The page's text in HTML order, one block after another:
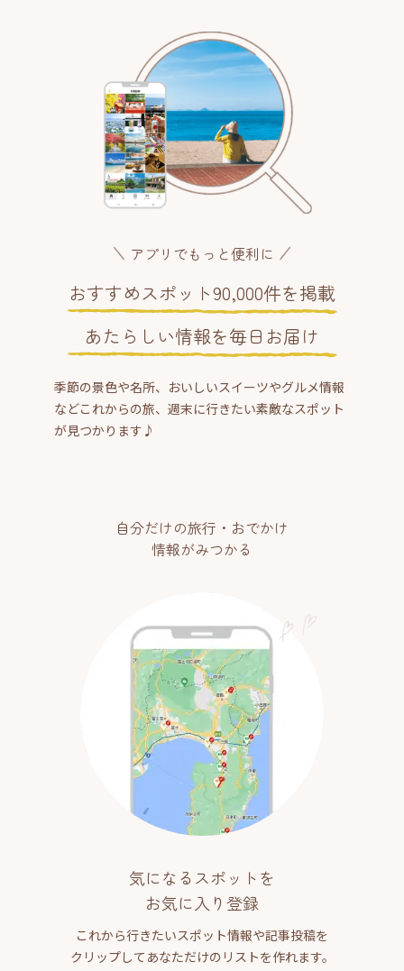
アプリでもっと便利に
おすすめスポット90,000件を掲載
あたらしい情報を毎日お届け
季節の景色や名所、おいしいスイーツやグルメ情報
などこれからの旅、週末に行きたい素敵なスポット
が見つかります♪
自分だけの旅行・おでかけ
情報がみつかる
気になるスポットを
お気に入り登録
これから行きたいスポット情報や記事投稿を
クリップしてあなただけのリストを作れます。